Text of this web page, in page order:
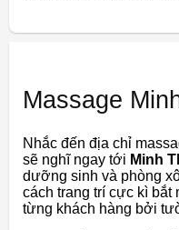
Massage
Nhắc đến địa chỉ
sẽ nghĩ ngay tới Minh
dưỡng sinh và phòng
cách trang trí cực kì bắt
từng khách hàng bởi